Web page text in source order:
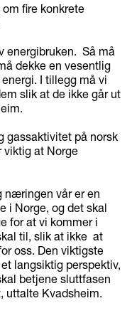
fire konkrete
energibruken. Så må
dekke en vesentlig
I tillegg må vi
slik at de ikke går ut
gassaktivitet på norsk
viktig at Norge
næringen vår er en
i Norge, og det skal
for at vi kommer i
til, slik at ikke at
oss. Den viktigste
langsiktig perspektiv,
betjene sluttfasen
uttalte Kvadsheim.